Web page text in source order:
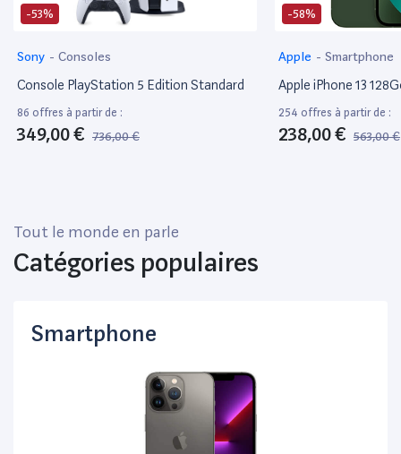
-53%
Sony - Consoles
Console PlayStation 5 Edition Standard
86 offres à partir de :
349,00 € 736,00 €
-58%
Apple - Smartphone
Apple iPhone 13
254 offres à partir de :
238,00 € 563,00 €
Tout le monde en parle
Catégories populaires
Smartphone